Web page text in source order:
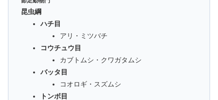
昆虫綱
ハチ目
アリ・ミツバチ
コウチュウ目
カブトムシ・クワガタムシ
バッタ目
コオロギ・スズムシ
トンボ目